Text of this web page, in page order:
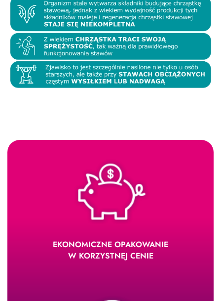
EKONOMICZNE OPAKOWANIE
W KORZYSTNEJ CENIE